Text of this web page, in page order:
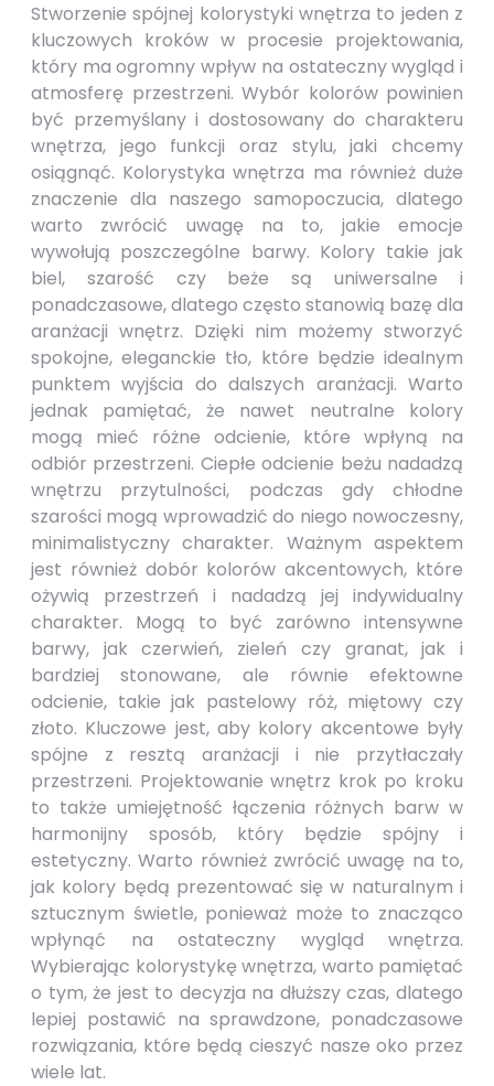
Stworzenie spójnej kolorystyki wnętrza to jeden z
kluczowych kroków w procesie projektowania,
który ma ogromny wpływ na ostateczny wygląd i
atmosferę przestrzeni. Wybór kolorów powinien
być przemyślany i dostosowany do charakteru
wnętrza, jego funkcji oraz stylu, jaki chcemy
osiągnąć. Kolorystyka wnętrza ma również duże
znaczenie dla naszego samopoczucia, dlatego
warto zwrócić uwagę na to, jakie emocje
wywołują poszczególne barwy. Kolory takie jak
biel, szarość czy beże są uniwersalne i
ponadczasowe, dlatego często stanowią bazę dla
aranżacji wnętrz. Dzięki nim możemy stworzyć
spokojne, eleganckie tło, które będzie idealnym
punktem wyjścia do dalszych aranżacji. Warto
jednak pamiętać, że nawet neutralne kolory
mogą mieć różne odcienie, które wpłyną na
odbiór przestrzeni. Ciepłe odcienie beżu nadadzą
wnętrzu przytulności, podczas gdy chłodne
szarości mogą wprowadzić do niego nowoczesny,
minimalistyczny charakter. Ważnym aspektem
jest również dobór kolorów akcentowych, które
ożywią przestrzeń i nadadzą jej indywidualny
charakter. Mogą to być zarówno intensywne
barwy, jak czerwień, zieleń czy granat, jak i
bardziej stonowane, ale równie efektowne
odcienie, takie jak pastelowy róż, miętowy czy
złoto. Kluczowe jest, aby kolory akcentowe były
spójne z resztą aranżacji i nie przytłaczały
przestrzeni. Projektowanie wnętrz krok po kroku
to także umiejętność łączenia różnych barw w
harmonijny sposób, który będzie spójny i
estetyczny. Warto również zwrócić uwagę na to,
jak kolory będą prezentować się w naturalnym i
sztucznym świetle, ponieważ może to znacząco
wpłynąć na ostateczny wygląd wnętrza.
Wybierając kolorystykę wnętrza, warto pamiętać
o tym, że jest to decyzja na dłuższy czas, dlatego
lepiej postawić na sprawdzone, ponadczasowe
rozwiązania, które będą cieszyć nasze oko przez
wiele lat.